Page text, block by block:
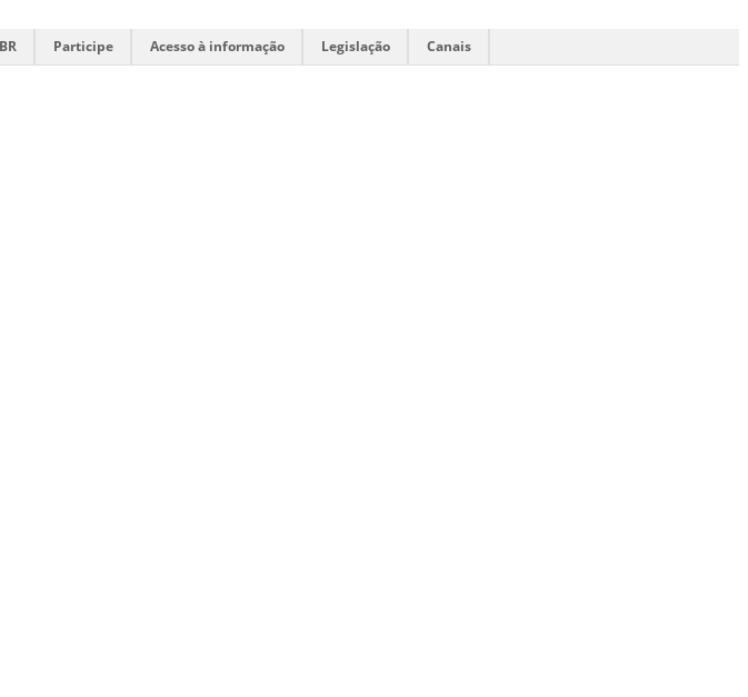
Participe Acesso à informação Legislação Canais